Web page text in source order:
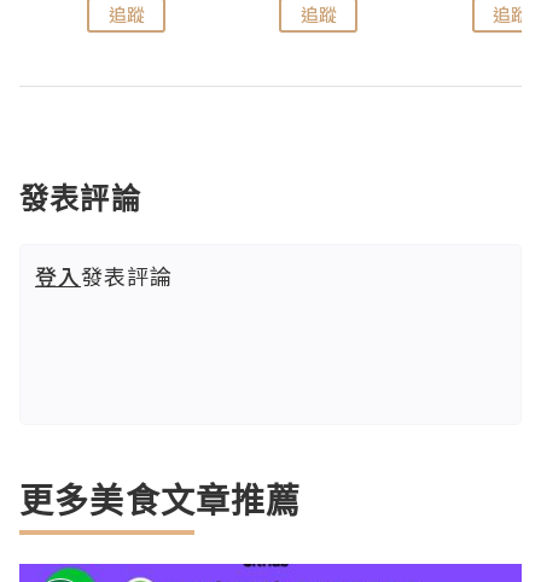
追蹤 追蹤 追蹤
發表評論
登入發表評論
更多美食文章推薦